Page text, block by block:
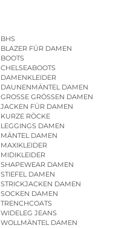
BHS
BLAZER FÜR DAMEN
BOOTS
CHELSEABOOTS
DAMENKLEIDER
DAUNENMÄNTEL DAMEN
GROSSE GRÖSSEN DAMEN
JACKEN FÜR DAMEN
KURZE RÖCKE
LEGGINGS DAMEN
MÄNTEL DAMEN
MAXIKLEIDER
MIDIKLEIDER
SHAPEWEAR DAMEN
STIEFEL DAMEN
STRICKJACKEN DAMEN
SOCKEN DAMEN
TRENCHCOATS
WIDELEG JEANS
WOLLMÄNTEL DAMEN